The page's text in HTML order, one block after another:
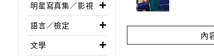
明星寫真集／影視
語言／檢定
文學
內